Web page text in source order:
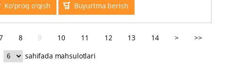
Ko'proq o'qish Buyurtma berish
8 9 10 11 12 13 14 >
>>
sahifada mahsulotlari